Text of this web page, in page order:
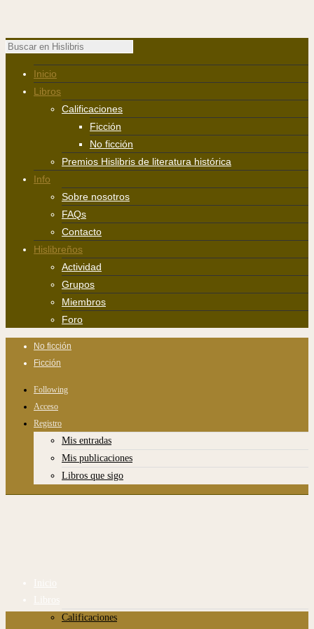
Inicio
Libros
Calificaciones
Ficción
No ficción
Premios Hislibris de literatura histórica
Info
Sobre nosotros
FAQs
Contacto
Hislibreños
Actividad
Grupos
Miembros
Foro
No ficción
Ficción
Following
Acceso
Registro
Mis entradas
Mis publicaciones
Libros que sigo
Inicio
Libros
Calificaciones